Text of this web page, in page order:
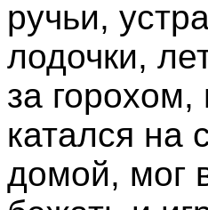
ручьи,
лодочки,
за горохом,
катался на
домой, мог